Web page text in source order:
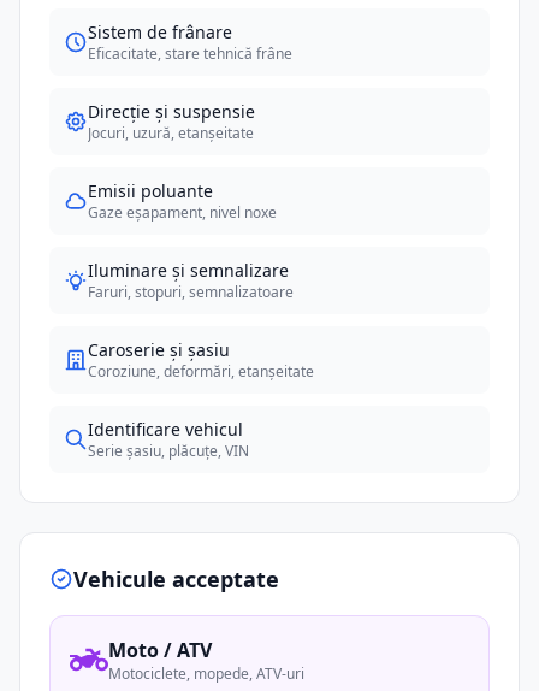
Sistem de frânare
Eficacitate, stare tehnică frâne
Direcție și suspensie
Jocuri, uzură, etanșeitate
Emisii poluante
Gaze eșapament, nivel noxe
Iluminare și semnalizare
Faruri, stopuri, semnalizatoare
Caroserie și șasiu
Coroziune, deformări, etanșeitate
Identificare vehicul
Serie șasiu, plăcuțe, VIN
Vehicule acceptate
Moto / ATV
Motociclete, mopede, ATV-uri